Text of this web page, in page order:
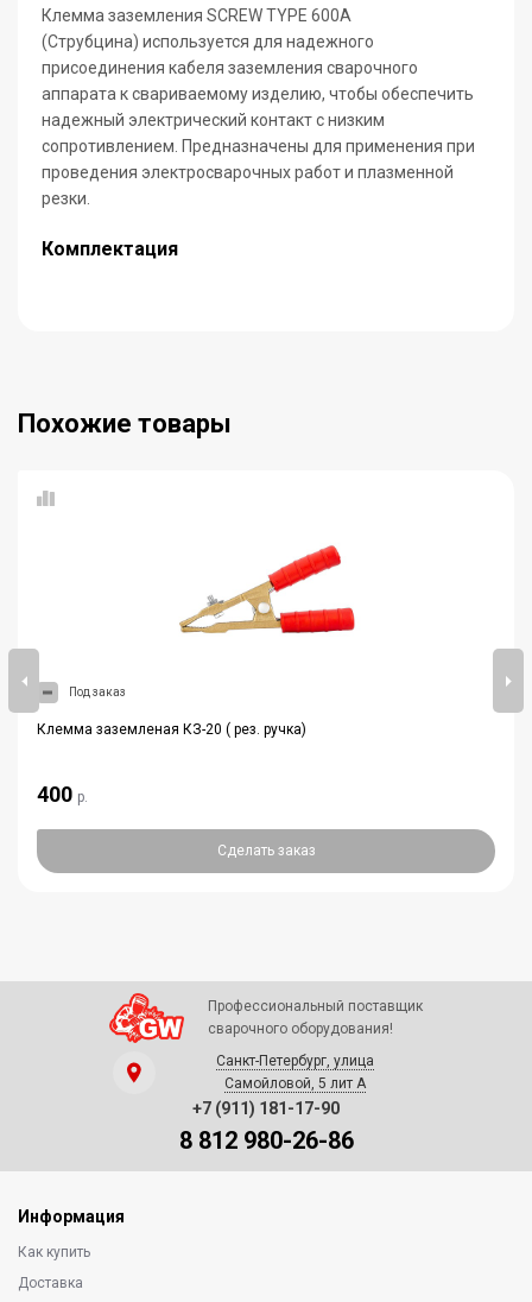
Клемма заземления SCREW TYPE 600А
(Струбцина) используется для надежного
присоединения кабеля заземления сварочного
аппарата к свариваемо­му изделию, чтобы обеспечить
надежный электрический контакт с низким
сопротивлением. Предназначены для применения при
проведения электросварочных работ и плазменной
резки.
Комплектация
Похожие товары
Под заказ
Клемма заземленая КЗ-20 ( рез. ручка)
400 р.
Сделать заказ
Профессиональный поставщик
сварочного оборудования!
Санкт-Петербург, улица
Самойловой, 5 лит А
+7 (911) 181-17-90
8 812 980-26-86
Информация
Как купить
Доставка